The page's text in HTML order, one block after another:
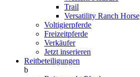
Trail
Versatility Ranch Horse
Voltigierpferde
Freizeitpferde
Verkäufer
Jetzt inserieren
Reitbeteiligungen
b